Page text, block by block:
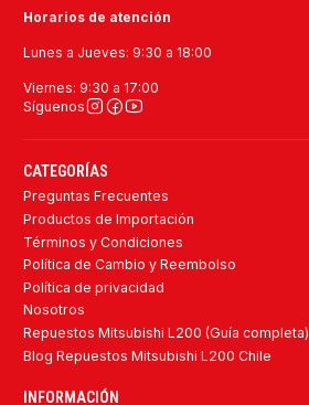
Horarios de atención
Lunes a Jueves: 9:30 a 18:00
Viernes: 9:30 a 17:00
Síguenos
CATEGORÍAS
Preguntas Frecuentes
Productos de Importación
Términos y Condiciones
Política de Cambio y Reembolso
Política de privacidad
Nosotros
Repuestos Mitsubishi L200 (Guía completa)
Blog Repuestos Mitsubishi L200 Chile
INFORMACIÓN